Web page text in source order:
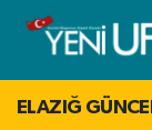
ELAZIĞ
Nöbetçi